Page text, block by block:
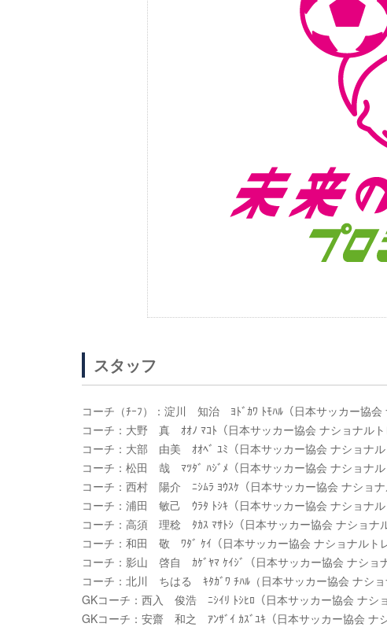
スタッフ
コーチ（ﾁｰﾌ）：淀川 知治 ﾖﾄﾞｶﾜ ﾄﾓﾊﾙ（日本サッカー協会
コーチ：大野 真 ｵｵﾉ ﾏｺﾄ（日本サッカー協会 ナショナルト
コーチ：大部 由美 ｵｵﾍﾞ ﾕﾐ（日本サッカー協会 ナショナル
コーチ：松田 哉 ﾏﾂﾀﾞ ﾊｼﾞﾒ（日本サッカー協会 ナショナル
コーチ：西村 陽介 ﾆｼﾑﾗ ﾖｳｽｹ（日本サッカー協会 ナショナ
コーチ：浦田 敏己 ｳﾗﾀ ﾄｼｷ（日本サッカー協会 ナショナル
コーチ：高須 理稔 ﾀｶｽ ﾏｻﾄｼ（日本サッカー協会 ナショナ
コーチ：和田 敬 ﾜﾀﾞ ｹｲ（日本サッカー協会 ナショナルト
コーチ：影山 啓自 ｶｹﾞﾔﾏ ｹｲｼﾞ（日本サッカー協会 ナショ
コーチ：北川 ちはる ｷﾀｶﾞﾜ ﾁﾊﾙ（日本サッカー協会 ナショ
GKコーチ：西入 俊浩 ﾆｼｲﾘ ﾄｼﾋﾛ（日本サッカー協会 ナシ
GKコーチ：安齋 和之 ｱﾝｻﾞｲ ｶｽﾞﾕｷ（日本サッカー協会 ナ